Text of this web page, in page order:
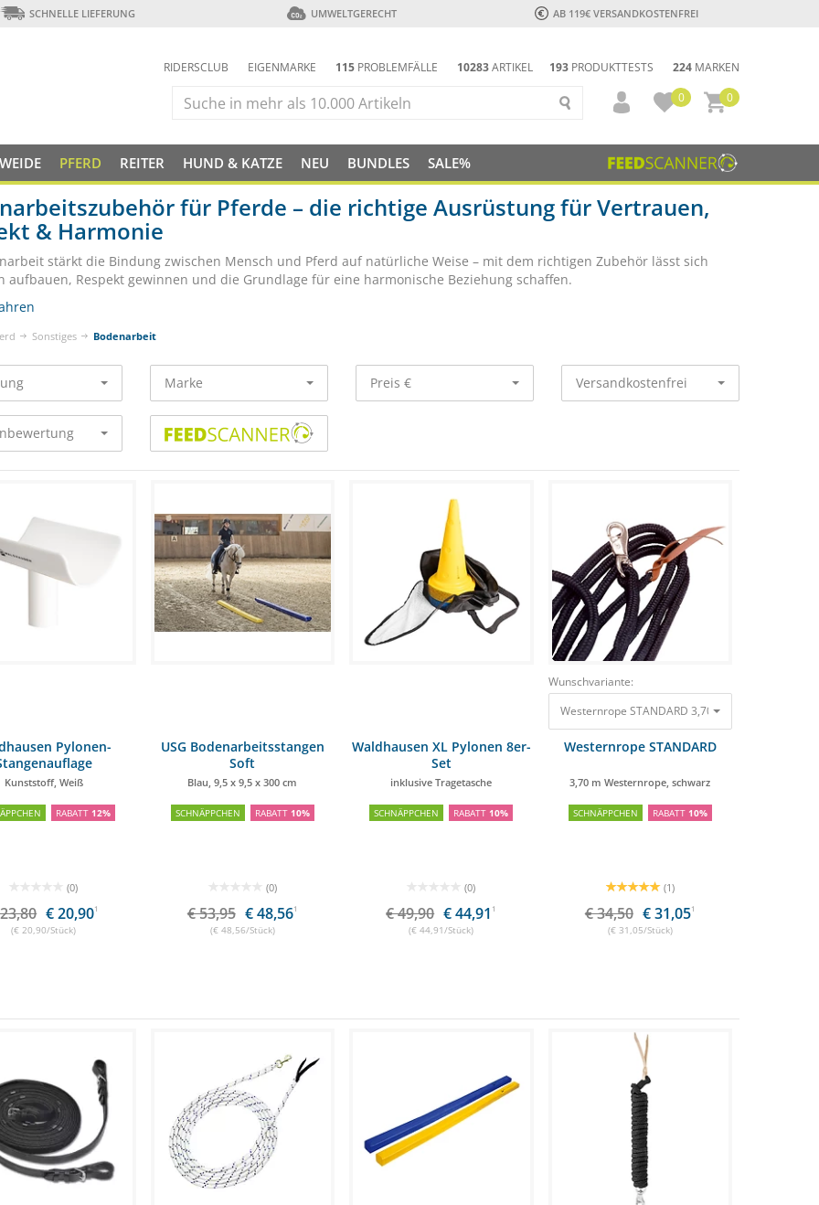
SCHNELLE LIEFERUNG UMWELTGERECHT AB 119€ VERSANDKOSTENFREI
193 PRODUKTTESTS 224 MARKEN
RIDERSCLUB EIGENMARKE 115 PROBLEMFÄLLE 10283ARTIKEL
0
0
PFERD REITER HUND & KATZE NEU BUNDLES SALE%
für Pferde – die richtige Ausrüstung für Vertrauen,
& Harmonie
stärkt die Bindung zwischen Mensch und Pferd auf natürliche Weise – mit dem richtigen Zubehör lässt sich
aufbauen, Respekt gewinnen und die Grundlage für eine harmonische Beziehung schaffen.
Sonstiges Bodenarbeit
Marke Preis € Versandkostenfrei
Pylonen-
Kunststoff, Weiß
RABATT 12%
(0)
€ 20,901
(€ 20,90/Stück)
USG Bodenarbeitsstangen
Soft
Blau, 9,5 x 9,5 x 300 cm
SCHNÄPPCHEN RABATT 10%
(0)
€ 53,95 € 48,561
(€ 48,56/Stück)
Waldhausen XL Pylonen 8er-
Set
inklusive Tragetasche
SCHNÄPPCHEN RABATT 10%
(0)
€ 49,90 € 44,91 1
(€ 44,91/Stück)
Wunschvariante:
Westernrope STANDARD 3,70 m Westernrope,
Westernrope STANDARD
3,70 m Westernrope, schwarz
SCHNÄPPCHEN RABATT 10%
(1)
€ 34,50 € 31,051
(€ 31,05/Stück)